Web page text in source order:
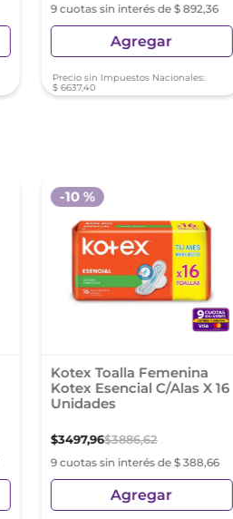
9 cuotas sin interés de $ 892,36
Agregar
Precio sin Impuestos Nacionales:
$ 6637,40
Kotex Toalla Femenina
Kotex Esencial C/Alas X 16
Unidades
$3497,96$3886,62
9 cuotas sin interés de $ 388,66
-10 %
Agregar